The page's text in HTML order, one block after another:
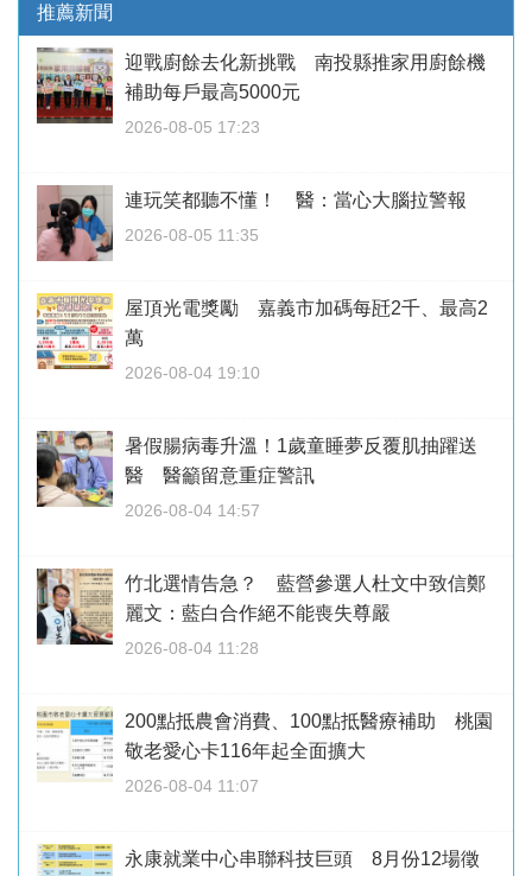
推薦新聞
迎戰廚餘去化新挑戰 南投縣推家用廚餘機
補助每戶最高5000元
2026-08-05 17:23
連玩笑都聽不懂！ 醫：當心大腦拉警報
2026-08-05 11:35
屋頂光電獎勵 嘉義市加碼每瓩2千、最高2
萬
2026-08-04 19:10
暑假腸病毒升溫！1歲童睡夢反覆肌抽躍送
醫 醫籲留意重症警訊
2026-08-04 14:57
竹北選情告急？ 藍營參選人杜文中致信鄭
麗文：藍白合作絕不能喪失尊嚴
2026-08-04 11:28
200點抵農會消費、100點抵醫療補助 桃園
敬老愛心卡116年起全面擴大
2026-08-04 11:07
永康就業中心串聯科技巨頭 8月份12場徵